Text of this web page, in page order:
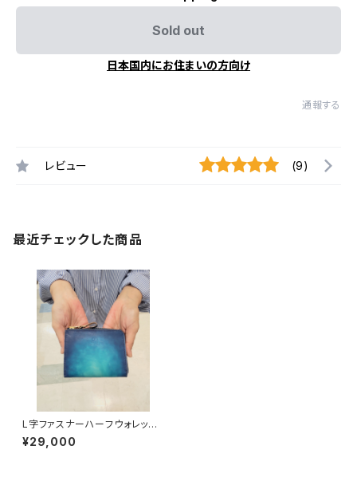
Sold out
日本国内にお住まいの方向け
通報する
レビュー (9)
最近チェックした商品
L字ファスナーハーフウォレッ
ト 慶良間ブルー 沖縄の海
手染め 手縫い
¥29,000